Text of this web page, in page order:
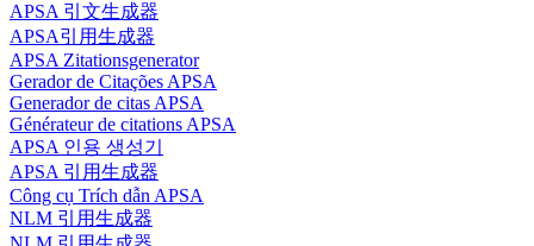
APSA 引文生成器
APSA引用生成器
APSA Zitationsgenerator
Gerador de Citações APSA
Generador de citas APSA
Générateur de citations APSA
APSA 인용 생성기
APSA 引用生成器
Công cụ Trích dẫn APSA
NLM 引用生成器